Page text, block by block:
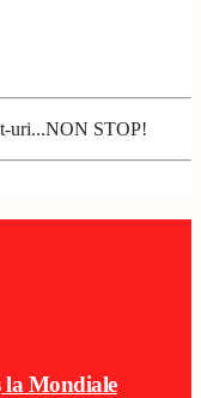
uri...NON STOP!
la Mondiale